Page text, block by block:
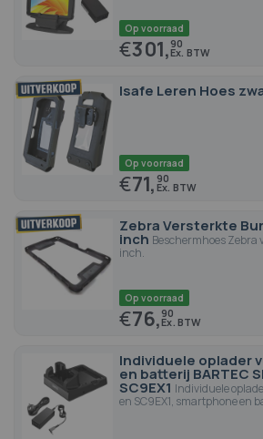
Op voorraad
€301,90
Isafe Leren Hoes
Op voorraad
€71, 90
Zebra Versterkte
inch Beschermhoes Zebra
inch.
Op voorraad
€76,90
Individuele oplader
en batterij BARTEC
SC9EX1 Individuele
en SC9EX1, smartphone en